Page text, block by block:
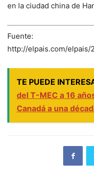
en la ciudad china de
Fuente:
http://elpais.com/elpais/
TE PUEDE
del T-MEC a 16
Canadá a una